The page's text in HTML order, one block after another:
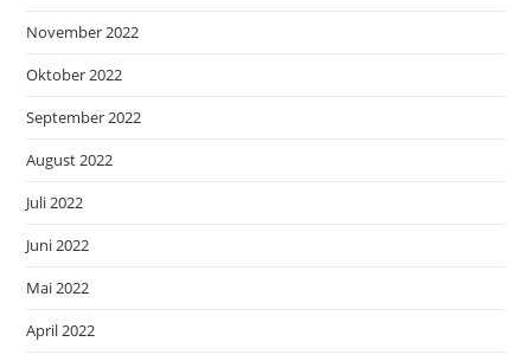
November 2022
Oktober 2022
September 2022
August 2022
Juli 2022
Juni 2022
Mai 2022
April 2022